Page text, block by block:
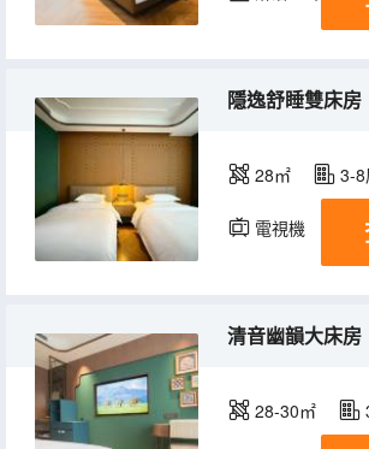
隱逸舒睡雙床房
28㎡ 3-8
電視機
28-30㎡